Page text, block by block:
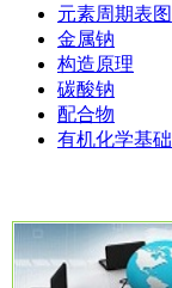
元素周期表图
金属钠
构造原理
碳酸钠
配合物
有机化学基础